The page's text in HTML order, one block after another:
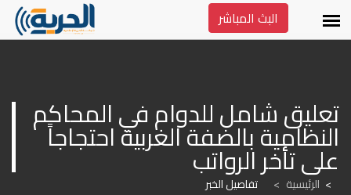
البث المباشر
النظامية بالضفة الغربية احتجاجاً
على تأخر الرواتب
الرئيسية > تفاصيل الخبر